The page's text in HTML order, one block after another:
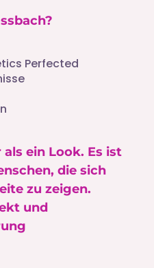
Perfected
ein Look. Es ist
die sich
zu zeigen.
und